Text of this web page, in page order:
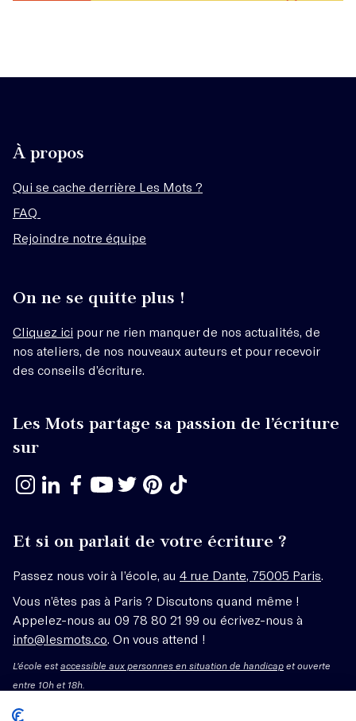
À propos
Qui se cache derrière Les Mots ?
FAQ
Rejoindre notre équipe
On ne se quitte plus !
Cliquez ici pour ne rien manquer de nos actualités, de
nos ateliers, de nos nouveaux auteurs et pour recevoir
des conseils d’écriture.
Les Mots partage sa passion de l’écriture
sur
Et si on parlait de votre écriture ?
Passez nous voir à l’école, au 4 rue Dante, 75005 Paris
Vous n’êtes pas à Paris ? Discutons quand même !
Appelez-nous au 09 78 80 21 99 ou écrivez-nous à
info@lesmots.co . On vous attend !
L'école estaccessible aux personnes en situation de handicap et ouverte
entre 10h et 18h.